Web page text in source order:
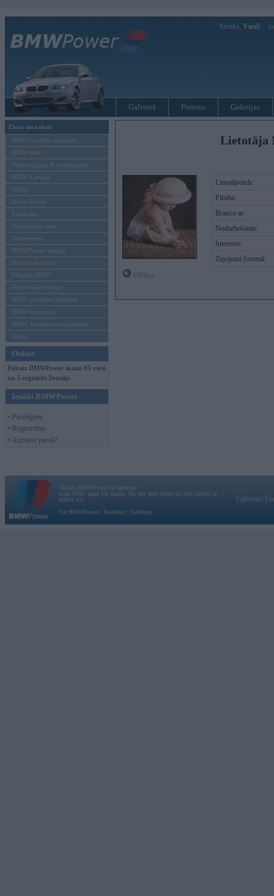
Sveiks, Viesi!
Galvenā Forums Galerijas
Ziņas un raksti
BMW modeļu jaunumi
BMW testi
Tehnoloģijas & sasniegumi
BMW Latvijā
MINI
Rolls-Royce
Pasākumi
Vadāmības tests
Autosports
BMWPower aktuāli
Reklāmas raksti
Mēneša BMW
Sērijveida tūnings
BMW pasaules jaunumi
BMW koncepti
BMW konkurentu jaunumi
Moto
Online
Pašreiz BMWPower skatās 85 viesi
un 5 reģistrēti lietotāji.
Ienākt BMWPower
• Pieslēgties
• Reģistrēties
• Aizmirsi paroli?
Lietotāja
Lietotājvārds:
Pilsēta:
Braucu ar:
Nodarbošanās:
Intereses:
Ziņojumi forumā:
Vortāls BMWPower.lv darbojas
kopš 2002. gada 14. maija. Tas nav auto klubs un nav saistīts ar
BMW AG.
Par BMWPower
Kontakti Reklāma
Galvena